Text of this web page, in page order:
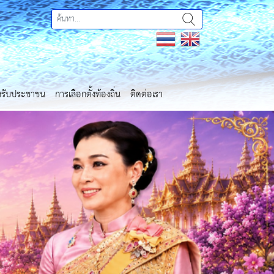
บประชาชน การเลือกตั้งท้องถิ่น ติดต่อเรา
Next